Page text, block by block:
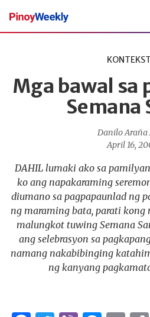
Pinoy
Weekly
Mga bawal sa
Semana
Danilo Araña
April 16,
DAHIL lumaki ako sa
ko ang napakaraming
diumano sa pagpapaunlad ng
ng maraming bata, parati kong
malungkot tuwing Semana
ang selebrasyon sa
namang nakabibinging
ng kanyang